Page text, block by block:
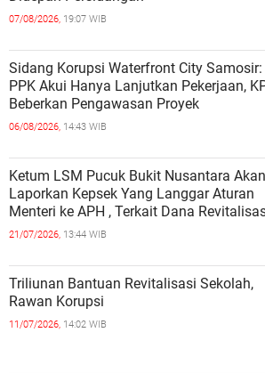
07/08/2026, 19:07 WIB
Sidang Korupsi Waterfront City Samosir:
PPK Akui Hanya Lanjutkan Pekerjaan,
Beberkan Pengawasan Proyek
06/08/2026, 14:43 WIB
Ketum LSM Pucuk Bukit Nusantara Akan
Laporkan Kepsek Yang Langgar Aturan
Menteri ke APH , Terkait Dana Revitalisasi
Sekolah
21/07/2026, 13:44 WIB
Triliunan Bantuan Revitalisasi Sekolah,
Rawan Korupsi
11/07/2026, 14:02 WIB